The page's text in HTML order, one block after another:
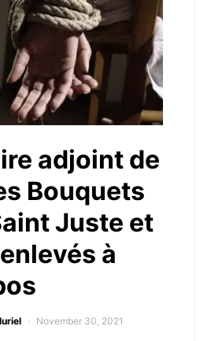
adjoint de
Bouquets
Juste et
à
November 30, 2021